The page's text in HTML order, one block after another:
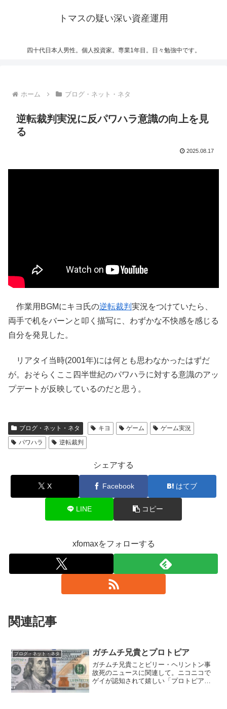
トマスの疑い深い資産運用
四十代日本人男性。個人投資家。専業1年目。日々勉強中です。
ホーム ブログ・ネット・ネタ
逆転裁判実況に反パワハラ意識の向上を見
る
2025.08.17
作業用BGMにキヨ氏の逆転裁判 実況をつけていたら、
両手で机をバーンと叩く描写に、わずかな不快感を感じる
自分を発見した。
リアタイ当時(2001年)には何とも思わなかったはずだ
が。おそらくここ四半世紀のパワハラに対する意識のアッ
プデートが反映しているのだと思う。
ブログ・ネット・ネタ キヨ ゲーム
ゲーム実況
パワハラ
逆転裁判
シェアする
X Facebook はてブ
LINE コピー
xfomaxをフォローする
関連記事
ブログ・ネット・ネタ ガチムチ兄貴とプロトピア
ガチムチ兄貴ことビリー・ヘリントン事
故死のニュースに関連して。ニコニコで
ゲイが認知されて嬉しい「プロトピア」: